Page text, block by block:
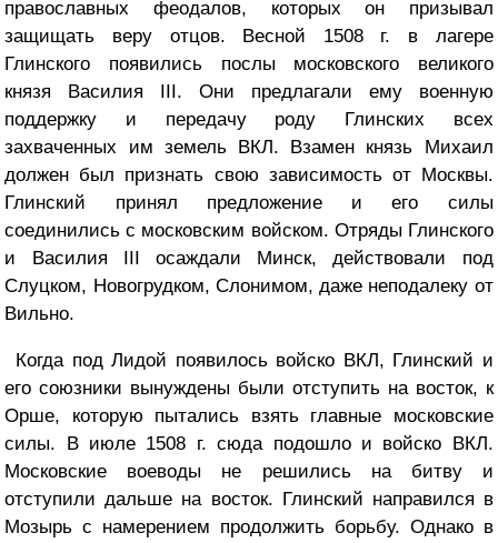
православных феодалов, которых он призывал
защищать веру отцов. Весной 1508 г. в лагере
Глинского появились послы московского великого
князя Василия ІІІ. Они предлагали ему военную
поддержку и передачу роду Глинских всех
захваченных им земель ВКЛ. Взамен князь Михаил
должен был признать свою зависимость от Москвы.
Глинский принял предложение и его силы
соединились с московским войском. Отряды Глинского
и Василия ІІІ осаждали Минск, действовали под
Слуцком, Новогрудком, Слонимом, даже неподалеку от
Вильно.
Когда под Лидой появилось войско ВКЛ, Глинский и
его союзники вынуждены были отступить на восток, к
Орше, которую пытались взять главные московские
силы. В июле 1508 г. сюда подошло и войско ВКЛ.
Московские воеводы не решились на битву и
отступили дальше на восток. Глинский направился в
Мозырь с намерением продолжить борьбу. Однако в